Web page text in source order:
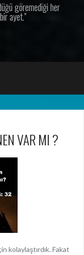
göremediği her
ayet.”
VAR MI ?
kolaylaştırdık. Fakat